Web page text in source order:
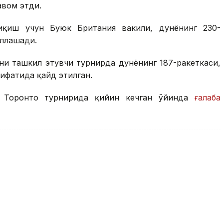
этди.
учун Буюк Британия вакили, дунёнинг 230-
ташкил этувчи турнирда дунёнинг 187-ракеткаси,
қайд этилган.
турнирида қийин кечган ўйинда ғалаба